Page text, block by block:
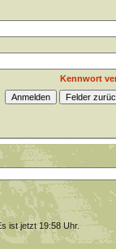
Kennwort
ist jetzt19:58Uhr.